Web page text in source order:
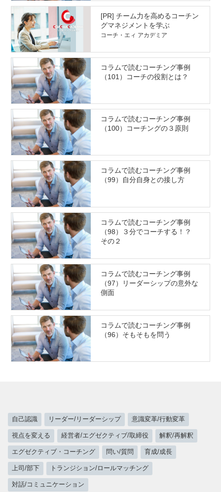
[PR] チーム力を高めるコーチン
グマネジメントを学ぶ
コーチ・エィ アカデミア
コラムで読むコーチング事例
（101）コーチの役割とは？
コラムで読むコーチング事例
（100）コーチングの３原則
コラムで読むコーチング事例
（99）自分自身との接し方
コラムで読むコーチング事例
（98）３分でコーチする！？
その２
コラムで読むコーチング事例
（97）リーダーシップの意外な
側面
コラムで読むコーチング事例
（96）そもそもを問う
自己認識 リーダー/リーダーシップ 意識変革/行動変革
視点を変える 経営者/エグゼクティブ/取締役 解釈/再解釈
エグゼクティブ・コーチング 問い/質問 育成/成長
上司/部下 トランジション/ロールマッチング
対話/コミュニケーション